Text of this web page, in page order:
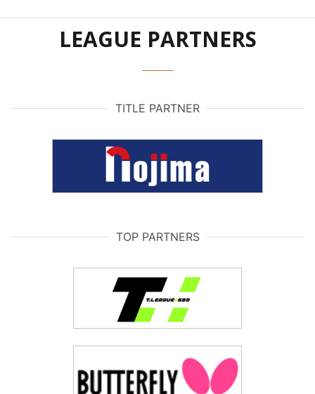
LEAGUE PARTNERS
TITLE PARTNER
TOP PARTNERS